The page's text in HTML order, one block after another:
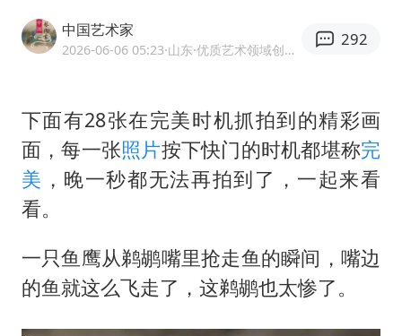
1枚就能让航母瘫痪 轰-6J实力有多强
国足U17与阿森纳决赛取消 并列冠军
上门女婿出轨女邻居多年被判重婚罪
王传君 《披荆斩棘》
王艺迪无缘横滨赛决赛
于东来直播和胖东来核心团队开会
中国艺术家
2026-06-06 05:23·山东 ·优质艺术领域创作者
292
下面有28张在完美时机抓拍到的精彩画
面，每一张照片按下快门的时机都堪称完
美 ，晚一秒都无法再拍到了，一起来看
看。
一只鱼鹰从鹈鹕嘴里抢走鱼的瞬间，嘴边
的鱼就这么飞走了，这鹈鹕也太惨了。